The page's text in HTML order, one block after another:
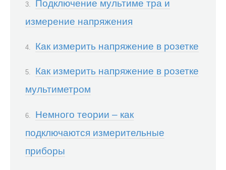
Подключение мультиме тра и
измерение напряжения
Как измерить напряжение в розетке
Как измерить напряжение в розетке
мультиметром
Немного теории – как
подключаются измерительные
приборы